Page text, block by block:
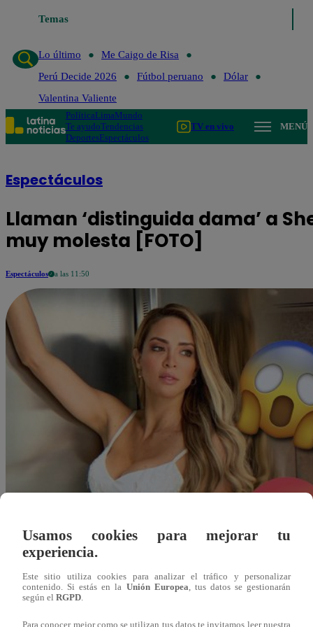
Temas
Lo último Me Caigo de Risa
Lo último
Me Caigo de Risa
Perú Decide 2026
Fútbol peruano
Dólar
Valentina Valiente
PolíticaLimaMundo
Te ayudoTendencias
DeportesEspectáculos
TV en vivo MENÚ
Espectáculos
Llaman ‘distinguida dama’ a
muy molesta [FOTO]
Espectáculos a las 11:50
Usamos cookies para mejorar tu
experiencia.
Este sitio utiliza cookies para analizar el tráfico y personalizar
contenido. Si estás en la Unión Europea, tus datos se gestionarán
según el RGPD.
Para conocer mejor como se utilizan tus datos te invitamos leer nuestra